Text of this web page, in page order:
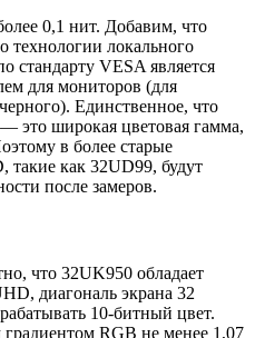
0,1 нит. Добавим, что
технологии локального
стандарту VESA является
для мониторов (для
Единственное, что
это широкая цветовая гамма,
в более старые
как 32UD99, будут
после замеров.
что 32UK950 обладает
диагональ экрана 32
10-битный цвет.
RGB не менее 1,07